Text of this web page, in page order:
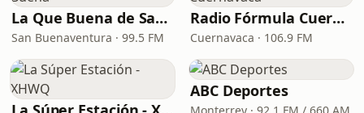
La Que Buena de San Buena
San Buenaventura · 99.5 FM
Radio Fórmula Cuernavaca
Cuernavaca · 106.9 FM
ABC Deportes